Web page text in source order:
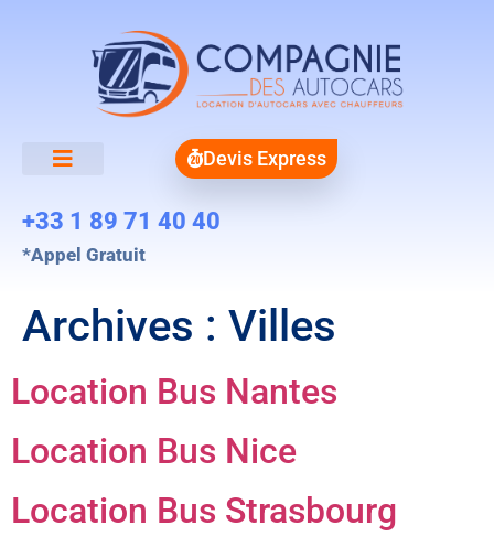
Devis Express
+33 1 89 71 40 40
*Appel Gratuit
Archives : Villes
Location Bus Nantes
Location Bus Nice
Location Bus Strasbourg